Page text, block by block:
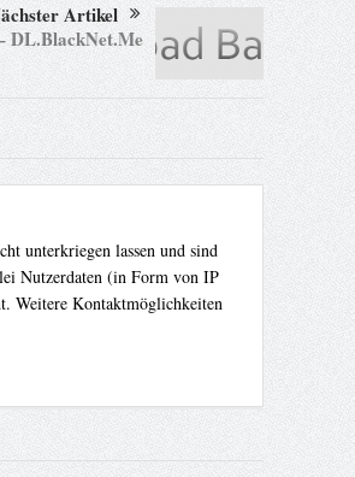
Artikel
DL.BlackNet.Me
unterkriegen lassen und sind
Nutzerdaten (in Form von IP
Weitere Kontaktmöglichkeiten